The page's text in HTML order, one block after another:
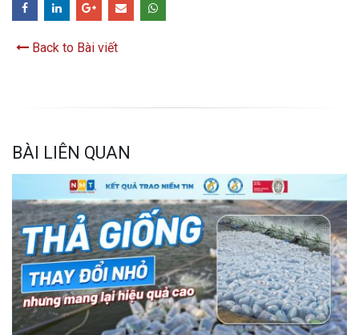
Back to Bài viết
BÀI LIÊN QUAN